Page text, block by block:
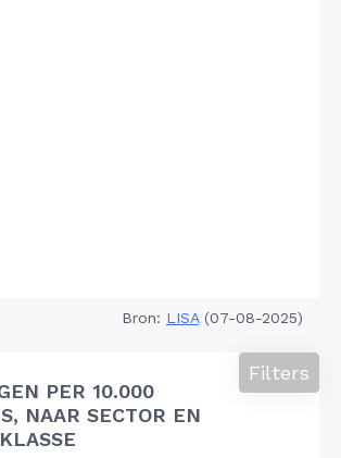
Bron: LISA(07-08-2025)
PER 10.000
NAAR SECTOR EN
Filters